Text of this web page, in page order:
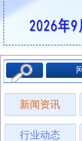
新闻资讯
行业动态